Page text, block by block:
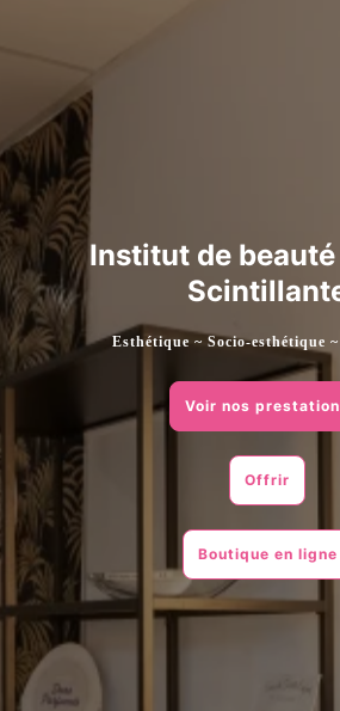
Institut de
Esthétique ~ Socio-esthétique
Voir nos
Offrir
Boutique en ligne